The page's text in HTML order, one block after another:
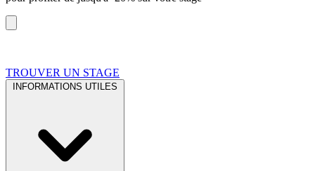
TROUVER UN STAGE
INFORMATIONS UTILES